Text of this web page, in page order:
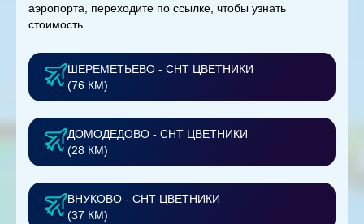
аэропорта, переходите по ссылке, чтобы узнать
стоимость.
ШЕРЕМЕТЬЕВО - СНТ ЦВЕТНИКИ
(76 КМ)
ДОМОДЕДОВО - СНТ ЦВЕТНИКИ
(28 КМ)
ВНУКОВО - СНТ ЦВЕТНИКИ
(37 КМ)